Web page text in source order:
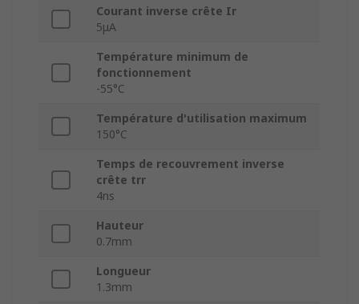
Courant inverse crête Ir
5μA
Température minimum de
fonctionnement
-55°C
Température d'utilisation maximum
150°C
Temps de recouvrement inverse
crête trr
4ns
Hauteur
0.7mm
Longueur
1.3mm